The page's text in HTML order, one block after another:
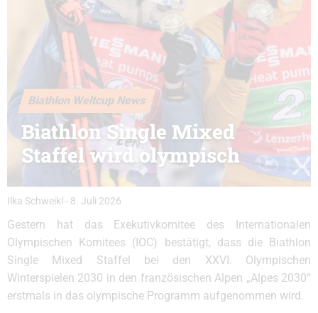
Biathlon Weltcup News
Biathlon Single Mixed
Staffel wird olympisch
Ilka Schweikl - 8. Juli 2026
Gestern hat das Exekutivkomitee des Internationalen
Olympischen Komitees (IOC) bestätigt, dass die Biathlon
Single Mixed Staffel bei den XXVI. Olympischen
Winterspielen 2030 in den französischen Alpen „Alpes 2030“
erstmals in das olympische Programm aufgenommen wird.